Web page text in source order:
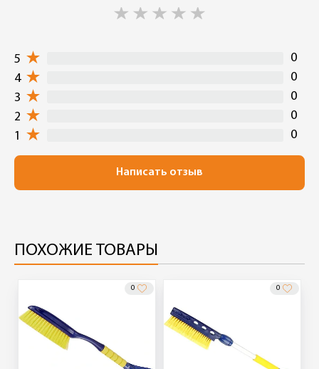
5
0
4
0
3
0
2
0
1
0
Написать отзыв
ПОХОЖИЕ ТОВАРЫ
0 0